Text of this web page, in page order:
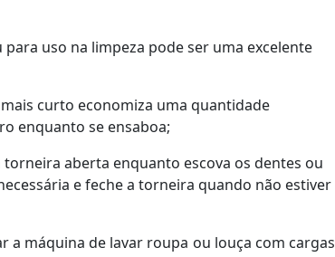
uso na limpeza pode ser uma excelente
curto economiza uma quantidade
enquanto se ensaboa;
aberta enquanto escova os dentes ou
e feche a torneira quando não estiver
a máquina de lavar roupa ou louça com cargas